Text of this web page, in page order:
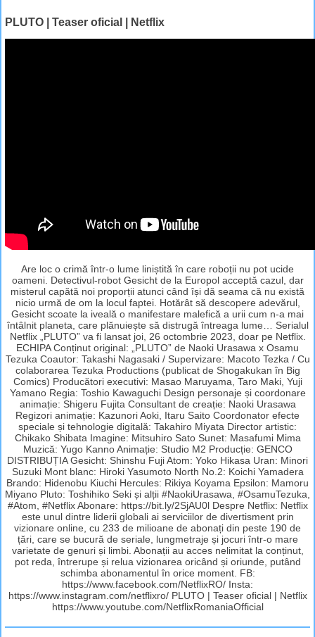
PLUTO | Teaser oficial | Netflix
Are loc o crimă într-o lume liniștită în care roboții nu pot ucide
oameni. Detectivul-robot Gesicht de la Europol acceptă cazul, dar
misterul capătă noi proporții atunci când își dă seama că nu există
nicio urmă de om la locul faptei. Hotărât să descopere adevărul,
Gesicht scoate la iveală o manifestare malefică a urii cum n-a mai
întâlnit planeta, care plănuiește să distrugă întreaga lume… Serialul
Netflix „PLUTO” va fi lansat joi, 26 octombrie 2023, doar pe Netflix.
ECHIPA Conținut original: „PLUTO” de Naoki Urasawa x Osamu
Tezuka Coautor: Takashi Nagasaki / Supervizare: Macoto Tezka / Cu
colaborarea Tezuka Productions (publicat de Shogakukan în Big
Comics) Producători executivi: Masao Maruyama, Taro Maki, Yuji
Yamano Regia: Toshio Kawaguchi Design personaje și coordonare
animație: Shigeru Fujita Consultant de creație: Naoki Urasawa
Regizori animație: Kazunori Aoki, Itaru Saito Coordonator efecte
speciale și tehnologie digitală: Takahiro Miyata Director artistic:
Chikako Shibata Imagine: Mitsuhiro Sato Sunet: Masafumi Mima
Muzică: Yugo Kanno Animație: Studio M2 Producție: GENCO
DISTRIBUȚIA Gesicht: Shinshu Fuji Atom: Yoko Hikasa Uran: Minori
Suzuki Mont blanc: Hiroki Yasumoto North No.2: Koichi Yamadera
Brando: Hidenobu Kiuchi Hercules: Rikiya Koyama Epsilon: Mamoru
Miyano Pluto: Toshihiko Seki și alții #NaokiUrasawa, #OsamuTezuka,
#Atom, #Netflix Abonare: https://bit.ly/2SjAU0l Despre Netflix: Netflix
este unul dintre liderii globali ai serviciilor de divertisment prin
vizionare online, cu 233 de milioane de abonați din peste 190 de
țări, care se bucură de seriale, lungmetraje și jocuri într-o mare
varietate de genuri și limbi. Abonații au acces nelimitat la conținut,
pot reda, întrerupe și relua vizionarea oricând și oriunde, putând
schimba abonamentul în orice moment. FB:
https://www.facebook.com/NetflixRO/ Insta:
https://www.instagram.com/netflixro/ PLUTO | Teaser oficial | Netflix
https://www.youtube.com/NetflixRomaniaOfficial